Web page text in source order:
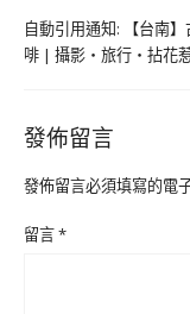
自動引用通知:
【台南
啡 | 攝影‧旅行‧拈花
發佈留言
發佈留言必須填寫的電
留言*